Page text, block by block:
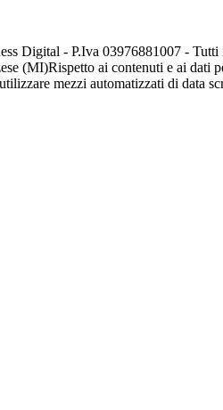
Digital - P.Iva 03976881007 -
(MI)Rispetto ai contenuti e ai dati
mezzi automatizzati di data